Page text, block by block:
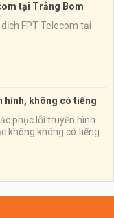
tại Trảng Bom
FPT Telecom tại
hình, không có tiếng
phục lỗi truyền hình
không không có tiếng